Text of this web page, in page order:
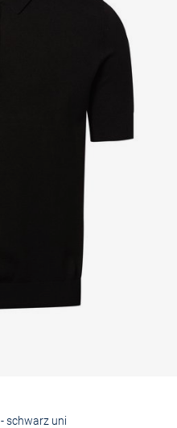
- schwarz uni